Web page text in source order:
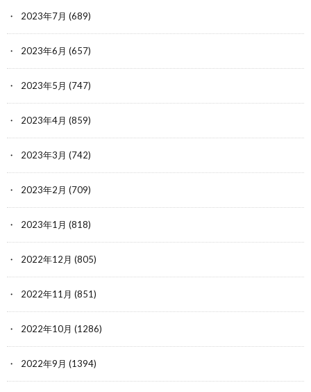
2023年7月 (689)
2023年6月 (657)
2023年5月 (747)
2023年4月 (859)
2023年3月 (742)
2023年2月 (709)
2023年1月 (818)
2022年12月 (805)
2022年11月 (851)
2022年10月 (1286)
2022年9月 (1394)